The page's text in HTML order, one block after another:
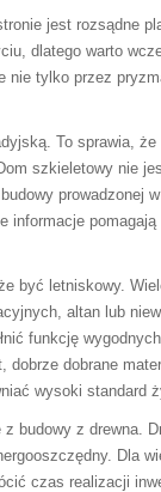
jest rozsądne
dlatego warto
nie tylko przez
To sprawia,
szkieletowy nie
prowadzonej
informacje
być letniskowy.
altan lub
funkcję
dobrane
wysoki standard
budowy z drewna.
Dla
czas realizacji